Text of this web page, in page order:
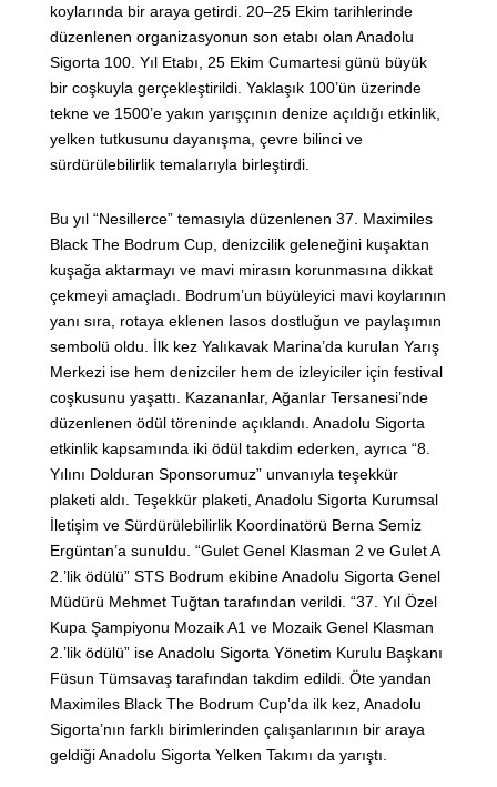
koylarında bir araya getirdi. 20–25 Ekim tarihlerinde
düzenlenen organizasyonun son etabı olan Anadolu
Sigorta 100. Yıl Etabı, 25 Ekim Cumartesi günü büyük
bir coşkuyla gerçekleştirildi. Yaklaşık 100’ün üzerinde
tekne ve 1500’e yakın yarışçının denize açıldığı etkinlik,
yelken tutkusunu dayanışma, çevre bilinci ve
sürdürülebilirlik temalarıyla birleştirdi.
Bu yıl “Nesillerce” temasıyla düzenlenen 37. Maximiles
Black The Bodrum Cup, denizcilik geleneğini kuşaktan
kuşağa aktarmayı ve mavi mirasın korunmasına dikkat
çekmeyi amaçladı. Bodrum’un büyüleyici mavi koylarının
yanı sıra, rotaya eklenen Iasos dostluğun ve paylaşımın
sembolü oldu. İlk kez Yalıkavak Marina’da kurulan Yarış
Merkezi ise hem denizciler hem de izleyiciler için festival
coşkusunu yaşattı. Kazananlar, Ağanlar Tersanesi’nde
düzenlenen ödül töreninde açıklandı. Anadolu Sigorta
etkinlik kapsamında iki ödül takdim ederken, ayrıca “8.
Yılını Dolduran Sponsorumuz” unvanıyla teşekkür
plaketi aldı. Teşekkür plaketi, Anadolu Sigorta Kurumsal
İletişim ve Sürdürülebilirlik Koordinatörü Berna Semiz
Ergüntan’a sunuldu. “Gulet Genel Klasman 2 ve Gulet A
2.’lik ödülü” STS Bodrum ekibine Anadolu Sigorta Genel
Müdürü Mehmet Tuğtan tarafından verildi. “37. Yıl Özel
Kupa Şampiyonu Mozaik A1 ve Mozaik Genel Klasman
2.’lik ödülü” ise Anadolu Sigorta Yönetim Kurulu Başkanı
Füsun Tümsavaş tarafından takdim edildi. Öte yandan
Maximiles Black The Bodrum Cup’da ilk kez, Anadolu
Sigorta’nın farklı birimlerinden çalışanlarının bir araya
geldiği Anadolu Sigorta Yelken Takımı da yarıştı.